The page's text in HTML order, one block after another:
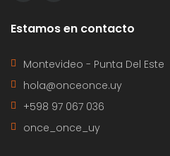
Estamos en contacto
Montevideo - Punta Del Este
hola@onceonce.uy
+598 97 067 036
once_once_uy